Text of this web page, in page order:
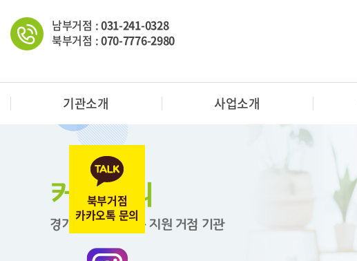
기관소개 사업소개
남부거점 :031-241-0328
북부거점 :070-7776-2980
커뮤니티
경기도 한부모가족 지원 거점 기관
북부거점
카카오톡 문의